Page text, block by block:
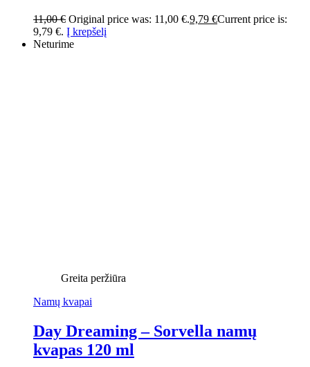
11,00€ Original price was: 11,00 €.9,79 €Current price is:
9,79 €. Į krepšelį
Neturime
Greita peržiūra
Namų kvapai
Day Dreaming – Sorvella namų
kvapas 120 ml